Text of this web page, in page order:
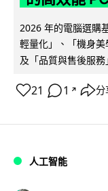
2026 年的電腦選購
輕量化」、「機身
及「品質與售後服務
21 1 ↗ 分
人工智能